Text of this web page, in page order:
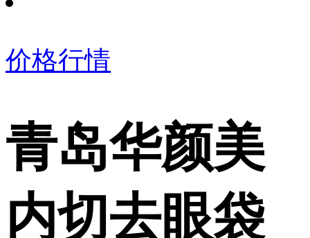
价格行情
青岛华颜美
内切去眼袋